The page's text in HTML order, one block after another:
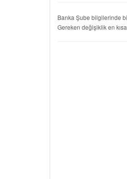
Banka Şube bilgilerinde
Gereken değişiklik en